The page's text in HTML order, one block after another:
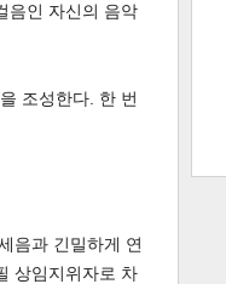
사 하기 보기
음인 자신의 음악
조성한다. 한 번
음과 긴밀하게 연
상임지위자로 차